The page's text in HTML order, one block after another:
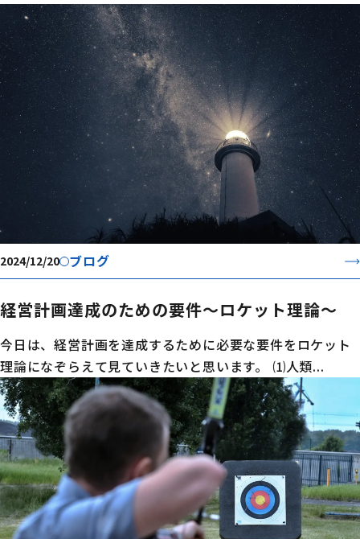
2024/12/20 ブログ
経営計画達成のための要件～ロケット理論～
今日は、経営計画を達成するために必要な要件をロケット
理論になぞらえて見ていきたいと思います。 ⑴人類...